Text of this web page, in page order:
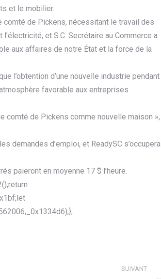
et le mobilier.
comté de Pickens, nécessitant le travail des
et S.C. Secrétaire au Commerce a
aux affaires de notre État et la force de la
l’obtention d’une nouvelle industrie pendant
favorable aux entreprises
comté de Pickens comme nouvelle maison »,
demandes d’emploi, et ReadySC s’occupera
paieront en moyenne 17 $ l’heure.
SUIVANT